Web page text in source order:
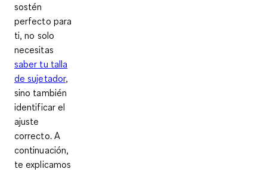
sostén
perfecto para
ti, no solo
necesitas
saber tu talla
de sujetador,
sino también
identificar el
ajuste
correcto. A
continuación,
te explicamos